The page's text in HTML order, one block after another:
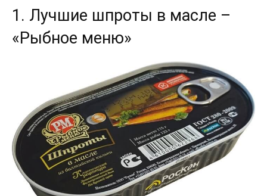
1. Лучшие шпроты в масле –
«Рыбное меню»